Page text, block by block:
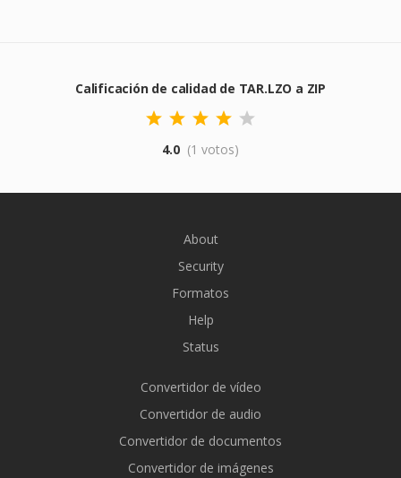
Calificación de calidad de TAR.LZO a ZIP
4.0 (1 votos)
About
Security
Formatos
Help
Status
Convertidor de vídeo
Convertidor de audio
Convertidor de documentos
Convertidor de imágenes